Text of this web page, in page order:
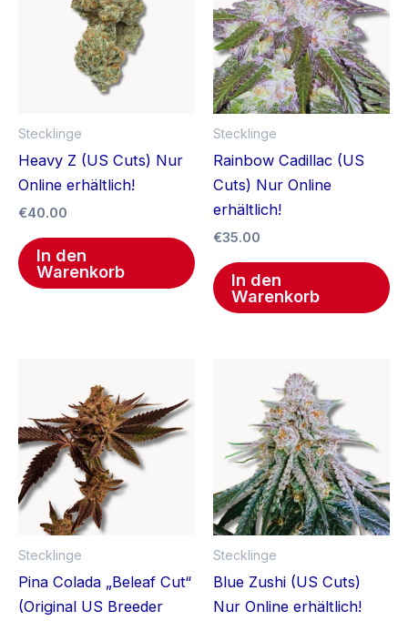
Stecklinge
Heavy Z (US Cuts) Nur
Online erhältlich!
€40.00
In den
Warenkorb
Stecklinge
Rainbow Cadillac (US
Cuts) Nur Online
erhältlich!
€35.00
In den
Warenkorb
Stecklinge
Pina Colada „Beleaf Cut“
(Original US Breeder
Stecklinge
Blue Zushi (US Cuts)
Nur Online erhältlich!